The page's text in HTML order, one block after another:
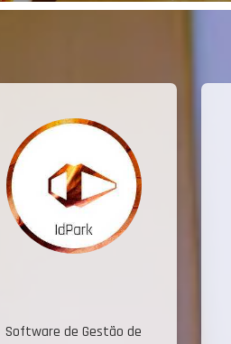
Software de Gestão de